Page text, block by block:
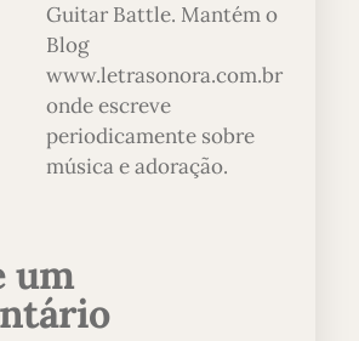
Guitar Battle. Mantém o
Blog
www.letrasonora.com.br
onde escreve
periodicamente sobre
música e adoração.
um